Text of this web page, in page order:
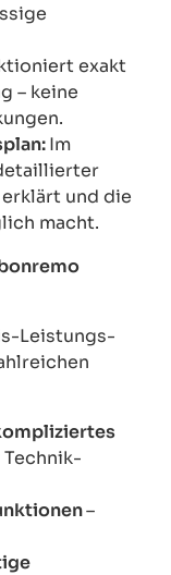
exakt
– keine
Im
und die
macht.
Leistungs-
Technik-
–